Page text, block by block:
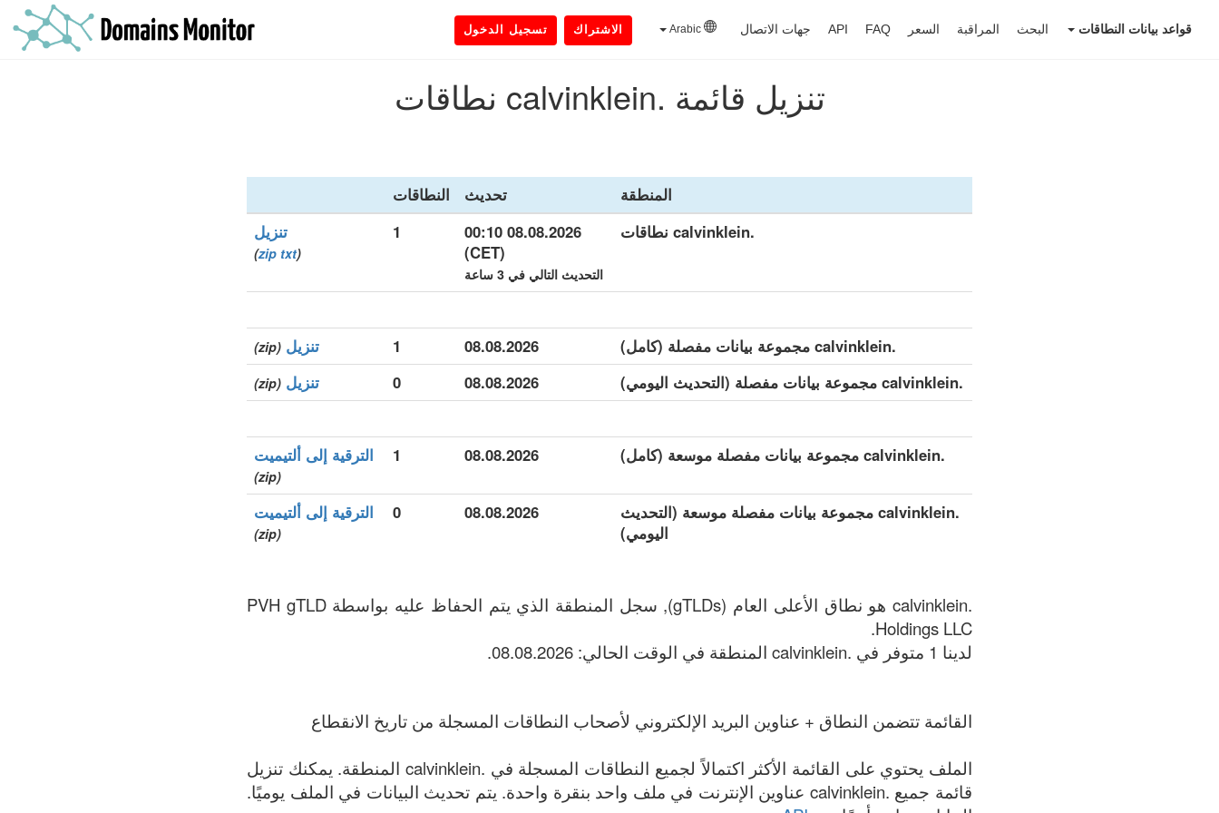
قواعد بيانات النطاقات البحث المراقبة السعر FAQ
API جهات الاتصال الاشتراك تسجيل الدخول
تنزيل قائمة .calvinklein نطاقات
المنطقة تحديث
النطاقات
.calvinklein نطاقات
08.08.2026 00:10
(CET)
التحديث التالي في 3 ساعة
1 تنزيل
(
zip txt
)
.calvinklein مجموعة بيانات مفصلة (كامل) 08.08.2026
1 تنزيل (zip)
.calvinklein مجموعة بيانات مفصلة (التحديث اليومي) 08.08.2026
0 تنزيل (zip)
.calvinklein مجموعة بيانات مفصلة موسعة (كامل) 08.08.2026
1 الترقية إلى ألتيميت
(zip)
.calvinklein مجموعة بيانات مفصلة موسعة (التحديث
اليومي)
08.08.2026
0 الترقية إلى ألتيميت
(zip)
.calvinklein هو نطاق الأعلى العام (gTLDs), سجل المنطقة الذي يتم الحفاظ عليه بواسطة PVH gTLD
Holdings LLC.
لدينا 1 متوفر في .calvinklein المنطقة في الوقت الحالي: 08.08.2026.
القائمة تتضمن النطاق + عناوين البريد الإلكتروني لأصحاب النطاقات المسجلة من تاريخ الانقطاع
الملف يحتوي على القائمة الأكثر اكتمالاً لجميع النطاقات المسجلة في .calvinklein المنطقة. يمكنك تنزيل
قائمة جميع .calvinklein عناوين الإنترنت في ملف واحد بنقرة واحدة. يتم تحديث البيانات في الملف يوميًا.